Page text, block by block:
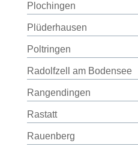
Plochingen
Plüderhausen
Poltringen
Radolfzell am Bodensee
Rangendingen
Rastatt
Rauenberg